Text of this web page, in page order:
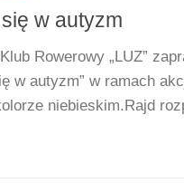
w autyzm
Rowerowy „LUZ”
w autyzm” w ramach
niebieskim.Rajd